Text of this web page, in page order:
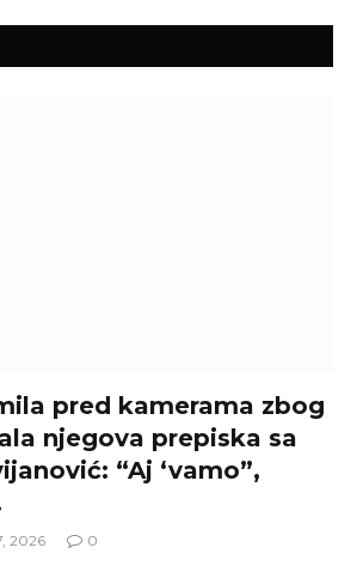
pred kamerama zbog
njegova prepiska sa
“Aj ‘vamo”,
2026 0